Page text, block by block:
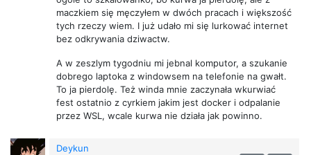
maczkiem się męczyłem w dwóch pracach i większość
tych rzeczy wiem. I już udało mi się lurkować internet
bez odkrywania dziwactw.
A w zeszlym tygodniu mi jebnal komputor, a szukanie
dobrego laptoka z windowsem na telefonie na gwałt.
To ja pierdolę. Też winda mnie zaczynała wkurwiać
fest ostatnio z cyrkiem jakim jest docker i odpalanie
przez WSL, wcale kurwa nie działa jak powinno.
Deykun